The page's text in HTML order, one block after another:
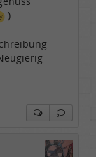
)